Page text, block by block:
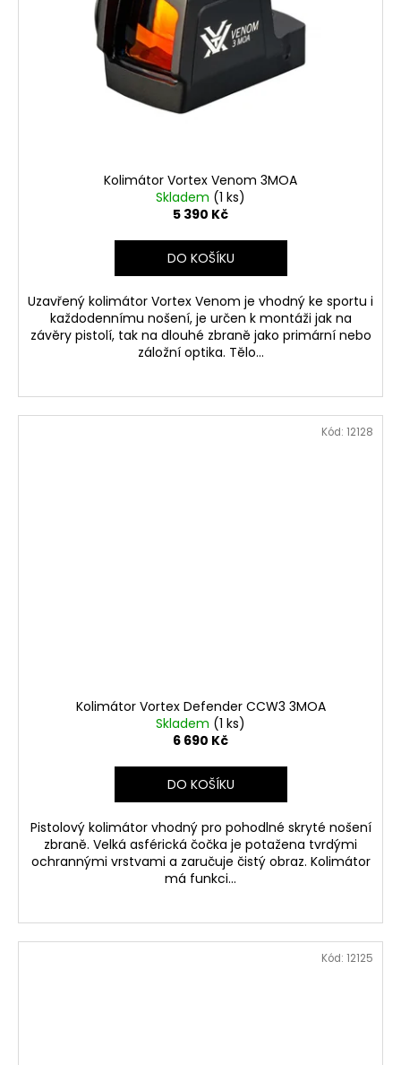
Kolimátor Vortex Venom 3MOA
Skladem (1 ks)
5 390 Kč
DO KOŠÍKU
Uzavřený kolimátor Vortex Venom je vhodný ke sportu i
každodennímu nošení, je určen k montáži jak na
závěry pistolí, tak na dlouhé zbraně jako primární nebo
záložní optika. Tělo...
Kolimátor Vortex Defender CCW3 3MOA
Skladem (1 ks)
6 690 Kč
DO KOŠÍKU
Pistolový kolimátor vhodný pro pohodlné skryté nošení
zbraně. Velká asférická čočka je potažena tvrdými
ochrannými vrstvami a zaručuje čistý obraz. Kolimátor
má funkci...
Kód: 12128
Kód: 12125